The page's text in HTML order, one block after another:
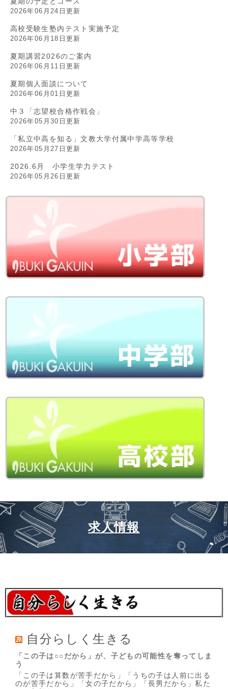
2026年06月24日更新
高校受験生塾内テスト実施予定
2026年06月18日更新
夏期講習2026のご案内
2026年06月11日更新
夏期個人面談について
2026年06月01日更新
中３「志望校合格作戦会」
2026年05月30日更新
「私立中高を知る」文教大学付属中学高等学校
2026年05月27日更新
2026.6月 小学生学力テスト
2026年05月26日更新
求人情報
自分らしく生きる
「この子は○○だから」が、子どもの可能性を奪ってしま
う
「この子は算数が苦手だから」「うちの子は人前に出る
のが苦手だから」「女の子だから」「長男だから」私た